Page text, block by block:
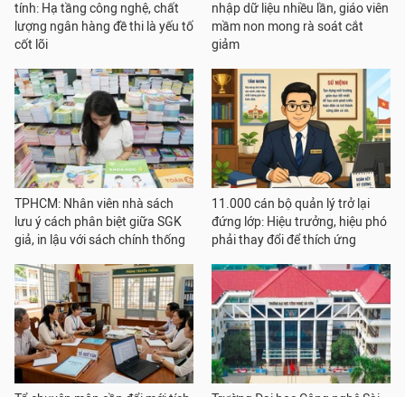
tính: Hạ tầng công nghệ, chất
lượng ngân hàng đề thi là yếu tố
cốt lõi
nhập dữ liệu nhiều lần, giáo viên
mầm non mong rà soát cắt
giảm
TPHCM: Nhân viên nhà sách
lưu ý cách phân biệt giữa SGK
giả, in lậu với sách chính thống
11.000 cán bộ quản lý trở lại
đứng lớp: Hiệu trưởng, hiệu phó
phải thay đổi để thích ứng